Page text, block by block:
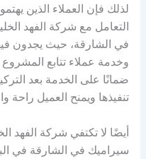
لذلك فإن العملاء الذين
التعامل مع شركة الفهد
في الشارقة، حيث يجدون
وخدمة عملاء تتابع
ضمانًا على الخدمة بعد
تنفيذها ويمنح العميل راحة
أيضًا لا تكتفي شركة الفهد
سيراميك في الشارقة في